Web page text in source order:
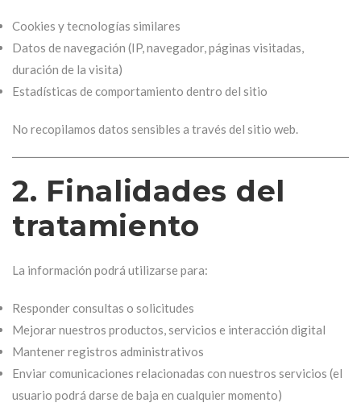
Cookies y tecnologías similares
Datos de navegación (IP, navegador, páginas visitadas,
duración de la visita)
Estadísticas de comportamiento dentro del sitio
No recopilamos datos sensibles a través del sitio web.
2. Finalidades del
tratamiento
La información podrá utilizarse para:
Responder consultas o solicitudes
Mejorar nuestros productos, servicios e interacción digital
Mantener registros administrativos
Enviar comunicaciones relacionadas con nuestros servicios (el
usuario podrá darse de baja en cualquier momento)